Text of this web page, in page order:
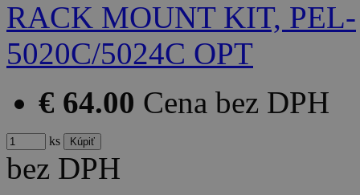
€ 64.00 Cena bez DPH
ks
bez DPH